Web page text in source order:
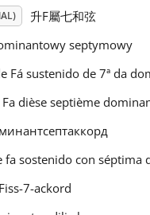
升F屬七和弦
septymowy
Fá sustenido de 7ª da
dièse septième
fa sostenido con séptima
7-ackord